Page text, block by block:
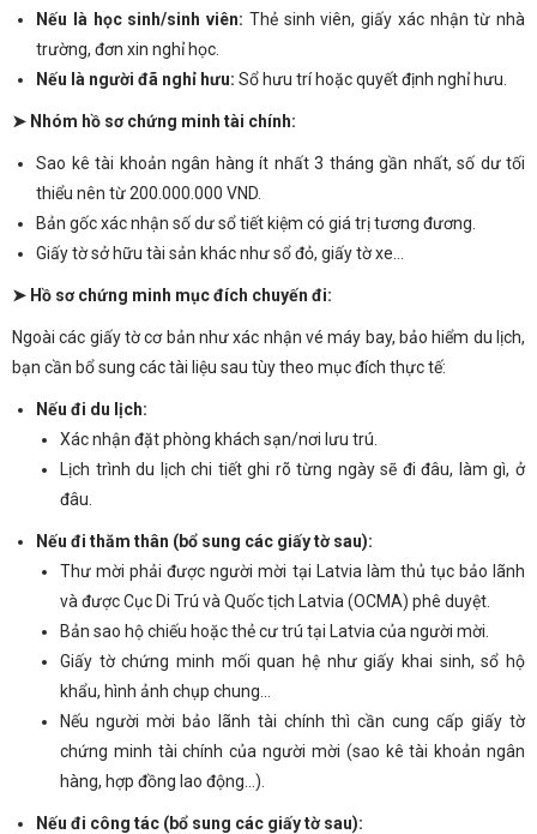
Nếu là học sinh/sinh viên: Thẻ sinh viên, giấy xác nhận từ nhà
trường, đơn xin nghỉ học.
Nếu là người đã nghỉ hưu: Sổ hưu trí hoặc quyết định nghỉ hưu.
➤ Nhóm hồ sơ chứng minh tài chính:
Sao kê tài khoản ngân hàng ít nhất 3 tháng gần nhất, số dư tối
thiểu nên từ 200.000.000 VND.
Bản gốc xác nhận số dư sổ tiết kiệm có giá trị tương đương.
Giấy tờ sở hữu tài sản khác như sổ đỏ, giấy tờ xe…
➤ Hồ sơ chứng minh mục đích chuyến đi:
Ngoài các giấy tờ cơ bản như xác nhận vé máy bay, bảo hiểm du lịch,
bạn cần bổ sung các tài liệu sau tùy theo mục đích thực tế:
Nếu đi du lịch:
Xác nhận đặt phòng khách sạn/nơi lưu trú.
Lịch trình du lịch chi tiết ghi rõ từng ngày sẽ đi đâu, làm gì, ở
đâu.
Nếu đi thăm thân (bổ sung các giấy tờ sau):
Thư mời phải được người mời tại Latvia làm thủ tục bảo lãnh
và được Cục Di Trú và Quốc tịch Latvia (OCMA) phê duyệt.
Bản sao hộ chiếu hoặc thẻ cư trú tại Latvia của người mời.
Giấy tờ chứng minh mối quan hệ như giấy khai sinh, sổ hộ
khẩu, hình ảnh chụp chung…
Nếu người mời bảo lãnh tài chính thì cần cung cấp giấy tờ
chứng minh tài chính của người mời (sao kê tài khoản ngân
hàng, hợp đồng lao động…).
Nếu đi công tác (bổ sung các giấy tờ sau):